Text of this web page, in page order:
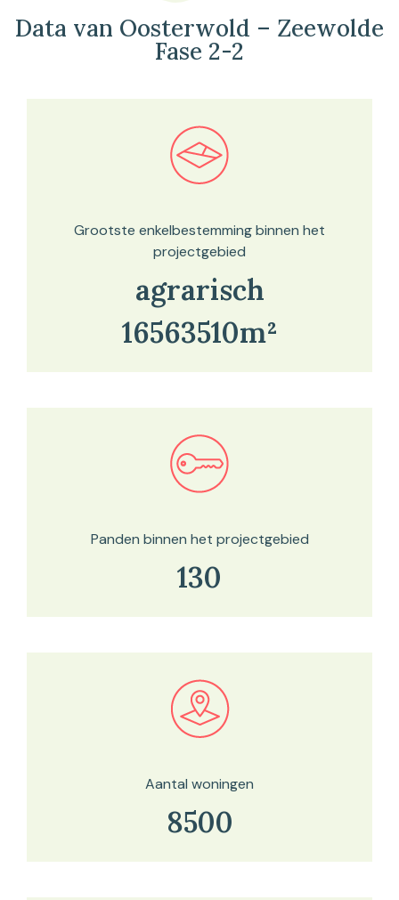
Data van Oosterwold – Zeewolde
Fase 2-2
Bekijk in onze kaartviewer
Grootste enkelbestemming binnen het
projectgebied
agrarisch
16563510m²
Bekijk in onze kaartviewer
Panden binnen het projectgebied
130
Bekijk in onze kaartviewer
Aantal woningen
8500